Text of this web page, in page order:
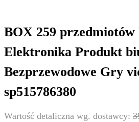
BOX 259 przedmiotów
Elektronika Produkt
Bezprzewodowe Gry
sp515786380